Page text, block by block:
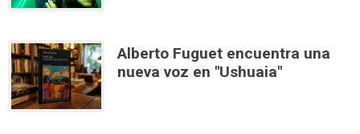
Alberto Fuguet encuentra una
nueva voz en "Ushuaia"